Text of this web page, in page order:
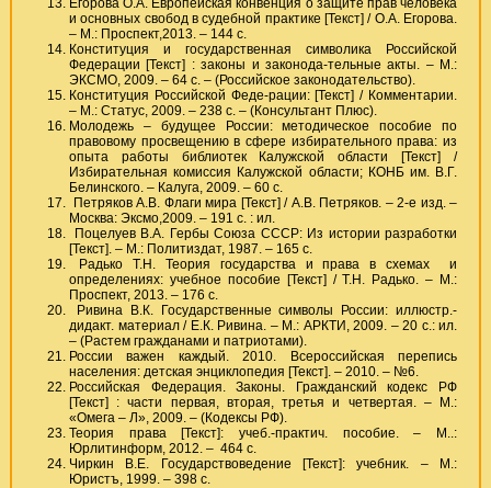
Егорова О.А. Европейская конвенция о защите прав человека
и основных свобод в судебной практике [Текст] / О.А. Егорова.
– М.: Проспект,2013. – 144 с.
Конституция и государственная символика Российской
Федерации [Текст] : законы и законода-тельные акты. – М.:
ЭКСМО, 2009. – 64 с. – (Российское законодательство).
Конституция Российской Феде-рации: [Текст] / Комментарии.
– М.: Статус, 2009. – 238 с. – (Консультант Плюс).
Молодежь – будущее России: методическое пособие по
правовому просвещению в сфере избирательного права: из
опыта работы библиотек Калужской области [Текст] /
Избирательная комиссия Калужской области; КОНБ им. В.Г.
Белинского. – Калуга, 2009. – 60 с.
Петряков А.В. Флаги мира [Текст] / А.В. Петряков. – 2-е изд. –
Москва: Эксмо,2009. – 191 с. : ил.
Поцелуев В.А. Гербы Союза СССР: Из истории разработки
[Текст]. – М.: Политиздат, 1987. – 165 с.
Радько Т.Н. Теория государства и права в схемах и
определениях: учебное пособие [Текст] / Т.Н. Радько. – М.:
Проспект, 2013. – 176 с.
Ривина В.К. Государственные символы России: иллюстр.-
дидакт. материал / Е.К. Ривина. – М.: АРКТИ, 2009. – 20 с.: ил.
– (Растем гражданами и патриотами).
России важен каждый. 2010. Всероссийская перепись
населения: детская энциклопедия [Текст]. – 2010. – №6.
Российская Федерация. Законы. Гражданский кодекс РФ
[Текст] : части первая, вторая, третья и четвертая. – М.:
«Омега – Л», 2009. – (Кодексы РФ).
Теория права [Текст]: учеб.-практич. пособие. – М..:
Юрлитинформ, 2012. – 464 с.
Чиркин В.Е. Государствоведение [Текст]: учебник. – М.:
Юристъ, 1999. – 398 с.